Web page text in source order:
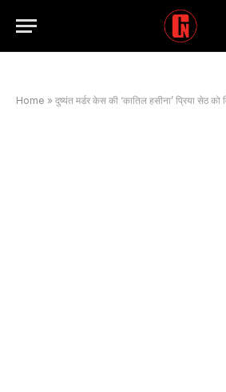
Home » दुष्यंत मर्डर केस की ‘कातिल हसीना’ प्रिया सेठ को मिला पैरोल,